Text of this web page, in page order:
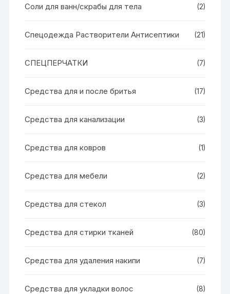
Соли для ванн/скрабы для тела (2)
Спецодежда Растворители Антисептики (21)
СПЕЦПЕРЧАТКИ (7)
Средства для и после бритья (17)
Средства для канализации (3)
Средства для ковров (1)
Средства для мебели (2)
Средства для стекол (3)
Средства для стирки тканей (80)
Средства для удаления накипи (7)
Средства для укладки волос (8)